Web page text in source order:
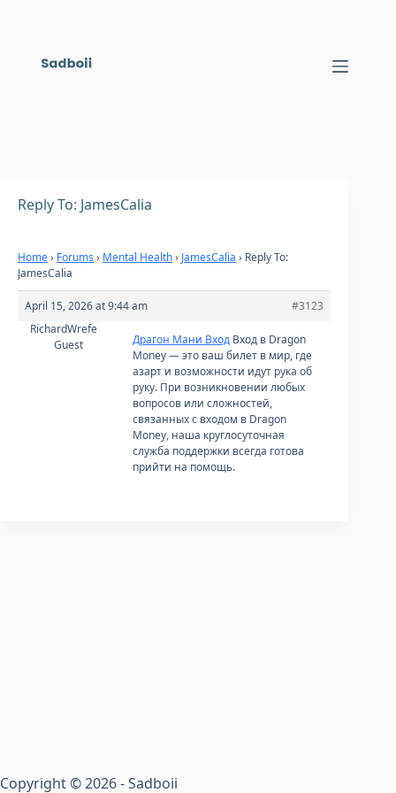
Reply To: JamesCalia
Home› Forums › Mental Health› JamesCalia › Reply To:
JamesCalia
April 15, 2026 at 9:44 am
#3123
RichardWrefe
Guest
Драгон Мани Вход Вход в Dragon
Money — это ваш билет в мир, где
азарт и возможности идут рука об
руку. При возникновении любых
вопросов или сложностей,
связанных с входом в Dragon
Money, наша круглосуточная
служба поддержки всегда готова
прийти на помощь.
Copyright © 2026 - Sadboii